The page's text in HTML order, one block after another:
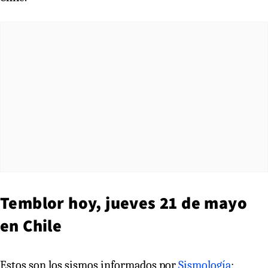
Temblor hoy, jueves 21 de mayo
en Chile
Estos son los sismos informados porSismología: